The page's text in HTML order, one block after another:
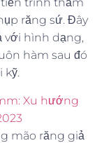
tiến trình thẩm
răng sứ. Đây
với hình dạng,
hàm sau đó
kỹ.
mão răng giả